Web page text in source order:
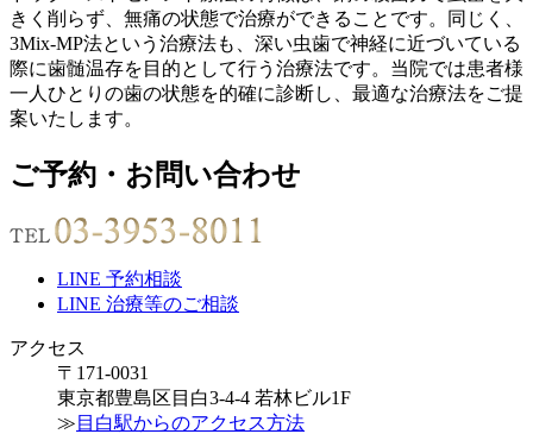
きく削らず、無痛の状態で治療ができることです。同じく、
3Mix-MP法という治療法も、深い虫歯で神経に近づいている
際に歯髄温存を目的として行う治療法です。当院では患者様
一人ひとりの歯の状態を的確に診断し、最適な治療法をご提
案いたします。
ご予約・お問い合わせ
LINE 予約相談
LINE 治療等のご相談
アクセス
〒171-0031
東京都豊島区目白3-4-4 若林ビル1F
≫ 目白駅からのアクセス方法